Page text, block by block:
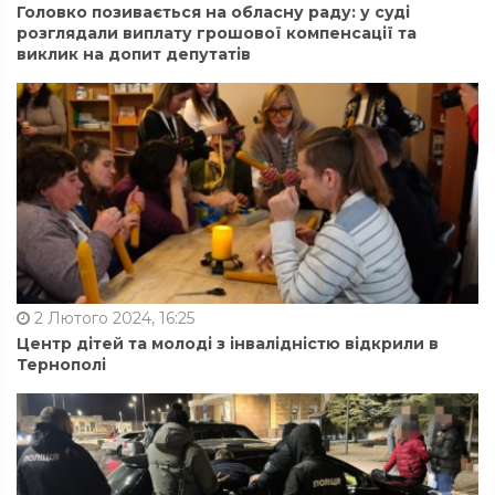
Головко позивається на обласну раду: у суді
розглядали виплату грошової компенсації та
виклик на допит депутатів
2 Лютого 2024, 16:25
Центр дітей та молоді з інвалідністю відкрили в
Тернополі